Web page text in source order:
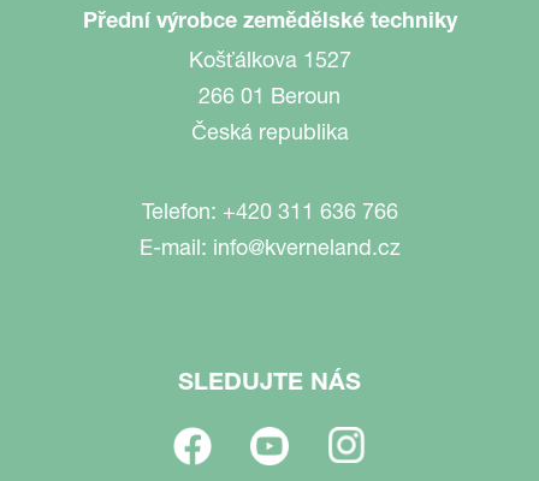
Přední výrobce zemědělské techniky
Košťálkova 1527
266 01 Beroun
Česká republika
Telefon: +420 311 636 766
E-mail: info@kverneland.cz
SLEDUJTE NÁS